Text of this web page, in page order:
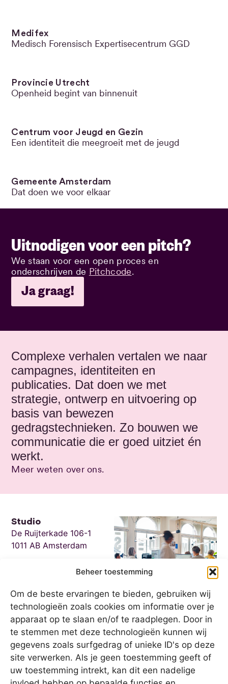
Beheer toestemming
Om de beste ervaringen te bieden, gebruiken wij
technologieën zoals cookies om informatie over je
apparaat op te slaan en/of te raadplegen. Door in
te stemmen met deze technologieën kunnen wij
gegevens zoals surfgedrag of unieke ID's op deze
site verwerken. Als je geen toestemming geeft of
uw toestemming intrekt, kan dit een nadelige
Medifex
Medisch Forensisch Expertisecentrum GGD
Provincie Utrecht
Openheid begint van binnenuit
Centrum voor Jeugd en Gezin
Een identiteit die meegroeit met de jeugd
Gemeente Amsterdam
Dat doen we voor elkaar
Uitnodigen voor een pitch?
We staan voor een open proces en
onderschrijven de Pitchcode.
Ja graag!
Complexe verhalen vertalen we naar
campagnes, identiteiten en
publicaties. Dat doen we met
strategie, ontwerp en uitvoering op
basis van bewezen
gedragstechnieken. Zo bouwen we
communicatie die er goed uitziet én
werkt.
Meer weten over ons.
Studio
De Ruijterkade 106-1
1011 AB Amsterdam
020 2170724
Socials
LinkedIn
Instagram
Kvk
80109284